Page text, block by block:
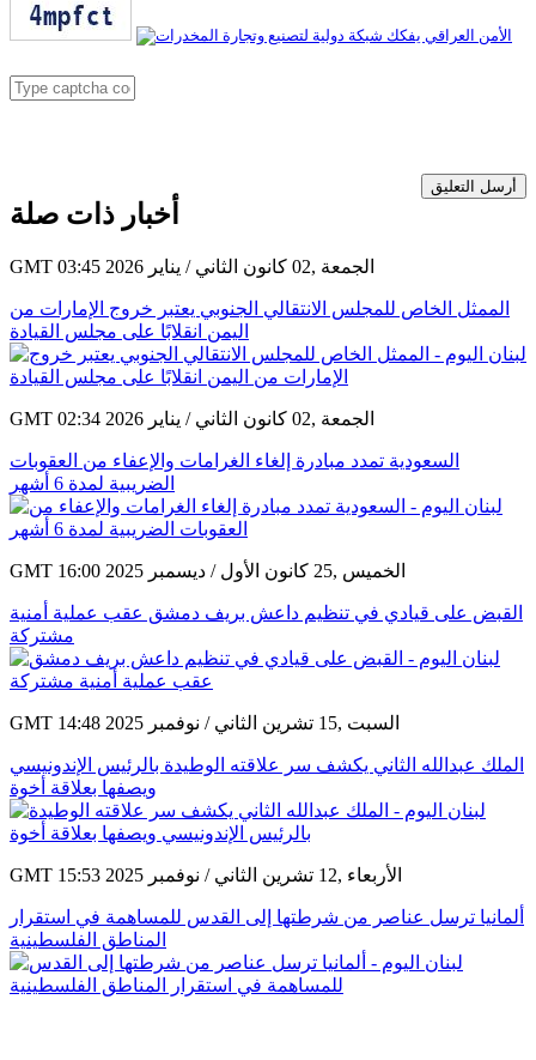
أرسل التعليق
أخبار ذات صلة
GMT 03:45 2026 الجمعة ,02 كانون الثاني / يناير
الممثل الخاص للمجلس الانتقالي الجنوبي يعتبر خروج الإمارات من
اليمن انقلابًا على مجلس القيادة
GMT 02:34 2026 الجمعة ,02 كانون الثاني / يناير
السعودية تمدد مبادرة إلغاء الغرامات والإعفاء من العقوبات
الضريبية لمدة 6 أشهر
GMT 16:00 2025 الخميس ,25 كانون الأول / ديسمبر
القبض على قيادي في تنظيم داعش بريف دمشق عقب عملية أمنية
مشتركة
GMT 14:48 2025 السبت ,15 تشرين الثاني / نوفمبر
الملك عبدالله الثاني يكشف سر علاقته الوطيدة بالرئيس الإندونيسي
ويصفها بعلاقة أخوة
GMT 15:53 2025 الأربعاء ,12 تشرين الثاني / نوفمبر
ألمانيا ترسل عناصر من شرطتها إلى القدس للمساهمة في استقرار
المناطق الفلسطينية